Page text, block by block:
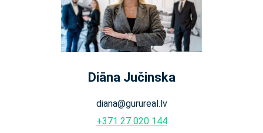
Diāna Jučinska
diana@gurureal.lv
+371 27 020 144